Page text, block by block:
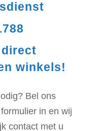
winkels!
Bel ons
in en wij
contact met u